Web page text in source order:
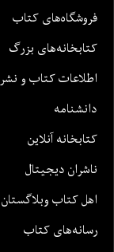
فروشگاه‌های کتاب
کتابخانه‌های بزرگ
اطلاعات کتاب و نشر
دانشنامه
کتابخانه آنلاین
ناشران دیجیتال
اهل کتاب وبلاگستان
رسانه‌های کتاب